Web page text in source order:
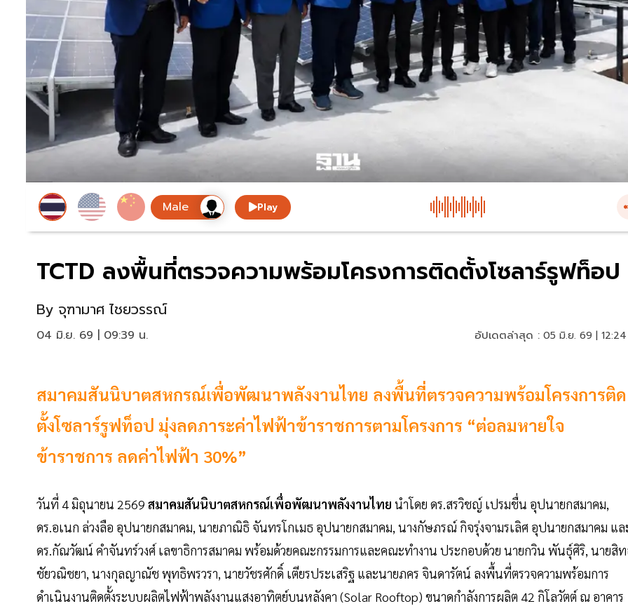
Play
TCTD ลงพื้นที่ตรวจความพร้อมโครงการติดตั้งโซลาร์รูฟท็อป
By จุฑามาศ ไชยวรรณ์
04 มิ.ย. 69 | 09:39 น. อัปเดตล่าสุด : 05 มิ.ย. 69 |
สมาคมสันนิบาตสหกรณ์เพื่อพัฒนาพลังงานไทย ลงพื้นที่ตรวจความพร้อมโครงการติด
ตั้งโซลาร์รูฟท็อป มุ่งลดภาระค่าไฟฟ้าข้าราชการตามโครงการ “ต่อลมหายใจ
ข้าราชการ ลดค่าไฟฟ้า 30%”
วันที่ 4 มิถุนายน 2569 สมาคมสันนิบาตสหกรณ์เพื่อพัฒนาพลังงานไทย นำโดย ดร.สรวิชญ์ เปรมชื่น อุปนายกสมาคม,
ดร.อเนก ล่วงลือ อุปนายกสมาคม, นายภาณิธิ จันทรโกเมธ อุปนายกสมาคม, นางกัษภรณ์ กิจรุ่งจามรเลิศ อุปนายกสมาคม แล
ดร.กัณวัฒน์ คำจันทร์วงศ์ เลขาธิการสมาคม พร้อมด้วยคณะกรรมการและคณะทำงาน ประกอบด้วย นายกวิน พันธุ์ศิริ, นายสิ
ชัยวณิชยา, นางกุลญาณัช พุทธิพรวรา, นายวัชรศักดิ์ เตียรประเสริฐ และนายภคร จินดารัตน์ ลงพื้นที่ตรวจความพร้อมการ
ดำเนินงานติดตั้งระบบผลิตไฟฟ้าพลังงานแสงอาทิตย์บนหลังคา (Solar Rooftop) ขนาดกำลังการผลิต 42 กิโลวัตต์ ณ อาคาร